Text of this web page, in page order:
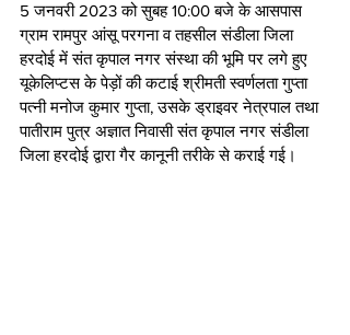
5 जनवरी 2023 को सुबह 10:00 बजे के आसपास
ग्राम रामपुर आंसू परगना व तहसील संडीला जिला
हरदोई में संत कृपाल नगर संस्था की भूमि पर लगे हुए
यूकेलिप्टस के पेड़ों की कटाई श्रीमती स्वर्णलता गुप्ता
पत्नी मनोज कुमार गुप्ता, उसके ड्राइवर नेत्रपाल तथा
पातीराम पुत्र अज्ञात निवासी संत कृपाल नगर संडीला
जिला हरदोई द्वारा गैर कानूनी तरीके से कराई गई।